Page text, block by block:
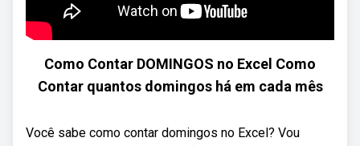
Como Contar DOMINGOS no Excel Como
Contar quantos domingos há em cada mês
Você sabe como contar domingos no Excel? Vou